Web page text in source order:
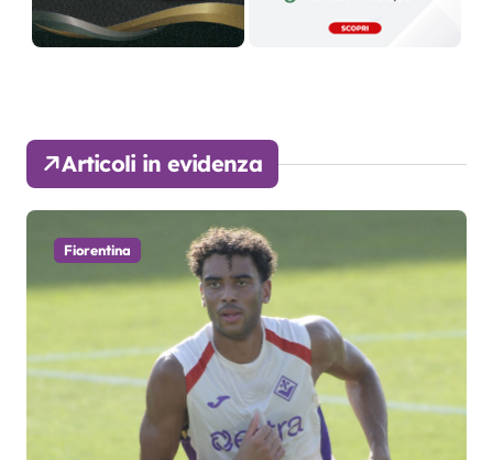
Articoli in evidenza
Fiorentina